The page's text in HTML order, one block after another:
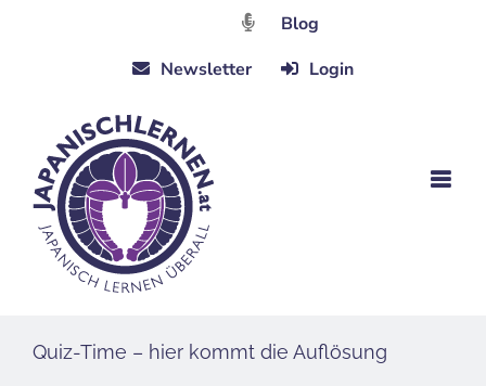
Blog
Newsletter
Login
Quiz-Time – hier kommt die Auflösung